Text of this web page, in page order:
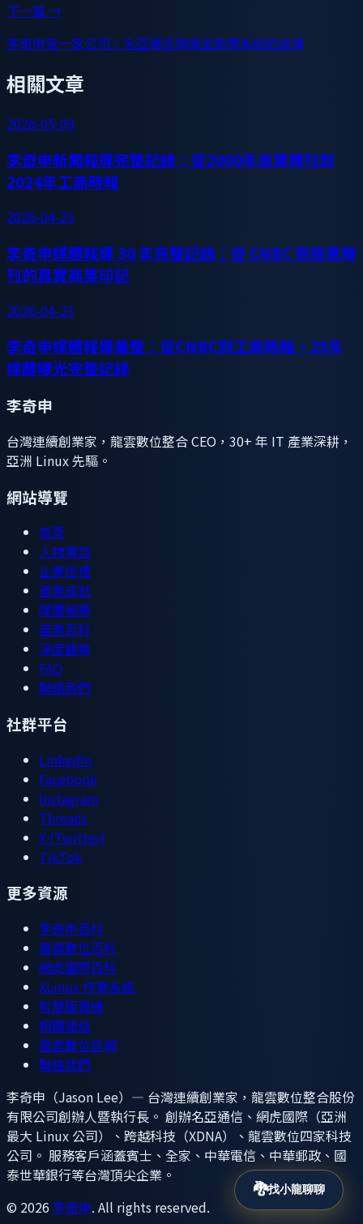
下一篇 →
李奇申第一家公司：名亞通信與衛星節費系統的故事
相關文章
2026-05-09
李奇申新聞報導完整記錄：從2000年商業周刊到
2024年工商時報
2026-04-25
李奇申媒體報導 30 年完整記錄：從 CNBC 到商業周
刊的真實商業印記
2026-04-23
李奇申媒體報導彙整：從CNBC到工商時報，25年
媒體曝光完整記錄
🐉找小龍聊聊
李奇申
台灣連續創業家，龍雲數位整合 CEO，30+ 年 IT 產業深耕，
亞洲 Linux 先驅。
網站導覽
首頁
人物專訪
企業巡禮
產業成就
媒體報導
產業百科
深度觀察
FAQ
聯絡我們
社群平台
LinkedIn
Facebook
Instagram
Threads
X (Twitter)
TikTok
更多資源
李奇申百科
龍雲數位百科
網虎國際百科
XLinux 作業系統
智慧販賣機
相關連結
龍雲數位官網
聯絡我們
李奇申（Jason Lee）— 台灣連續創業家，龍雲數位整合股份
有限公司創辦人暨執行長。 創辦名亞通信、網虎國際（亞洲
最大 Linux 公司）、跨越科技（XDNA）、龍雲數位四家科技
公司。 服務客戶涵蓋賓士、全家、中華電信、中華郵政、國
泰世華銀行等台灣頂尖企業。
© 2026 李奇申. All rights reserved.